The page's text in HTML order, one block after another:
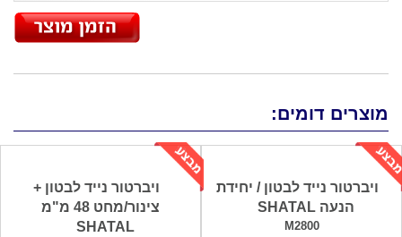
מוצרים דומים:
ויברטור נייד לבטון / יחידת
הנעה SHATAL
M2800
ויברטור נייד לבטון +
צינור/מחט 48 מ"מ
SHATAL